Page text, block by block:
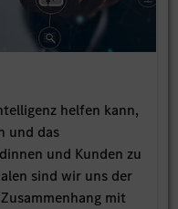
helfen kann,
und das
und Kunden zu
sind wir uns der
mit